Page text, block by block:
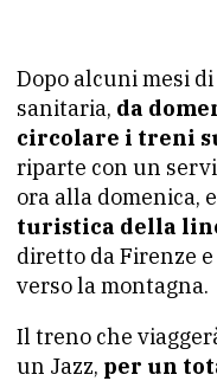
Dopo alcuni mesi
sanitaria, da
circolare i treni
riparte con un
ora alla domenica, e
turistica della
diretto da Firenze
verso la montagna.
Il treno che
un Jazz, per un